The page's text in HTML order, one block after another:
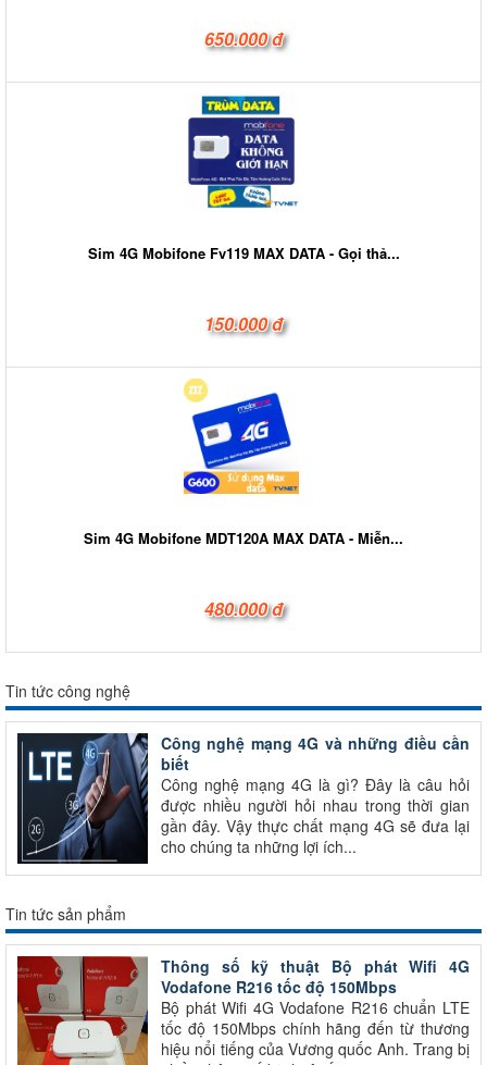
650.000 đ
Sim 4G Mobifone Fv119 MAX DATA - Gọi thả...
150.000 đ
Sim 4G Mobifone MDT120A MAX DATA - Miễn...
480.000 đ
Tin tức công nghệ
Công nghệ mạng 4G và những điều cần
biết
Công nghệ mạng 4G là gì? Đây là câu hỏi
được nhiều người hỏi nhau trong thời gian
gần đây. Vậy thực chất mạng 4G sẽ đưa lại
cho chúng ta những lợi ích...
Tin tức sản phẩm
Thông số kỹ thuật Bộ phát Wifi 4G
Vodafone R216 tốc độ 150Mbps
Bộ phát Wifi 4G Vodafone R216 chuẩn LTE
tốc độ 150Mbps chính hãng đến từ thương
hiệu nổi tiếng của Vương quốc Anh. Trang bị